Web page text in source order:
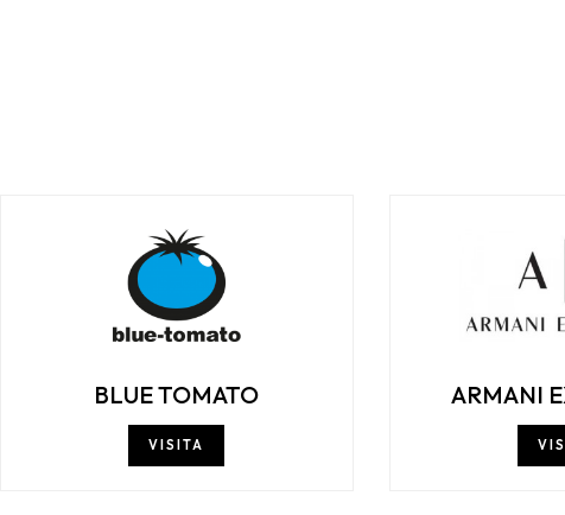
BLUE TOMATO
VISITA
ARMANI